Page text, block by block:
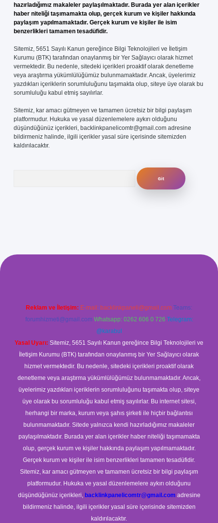
hazırladığımız makaleler paylaşılmaktadır. Burada yer alan içerikler
haber niteliği taşımamakta olup, gerçek kurum ve kişiler hakkında
paylaşım yapılmamaktadır. Gerçek kurum ve kişiler ile isim
benzerlikleri tamamen tesadüfidir.
Sitemiz, 5651 Sayılı Kanun gereğince Bilgi Teknolojileri ve İletişim
Kurumu (BTK) tarafından onaylanmış bir Yer Sağlayıcı olarak hizmet
vermektedir. Bu nedenle, sitedeki içerikleri proaktif olarak denetleme
veya araştırma yükümlülüğümüz bulunmamaktadır. Ancak, üyelerimiz
yazdıkları içeriklerin sorumluluğunu taşımakta olup, siteye üye olarak bu
sorumluluğu kabul etmiş sayılırlar.
Sitemiz, kar amacı gütmeyen ve tamamen ücretsiz bir bilgi paylaşım
platformudur. Hukuka ve yasal düzenlemelere aykırı olduğunu
düşündüğünüz içerikleri, backlinkpanelicomtr@gmail.com adresine
bildirmeniz halinde, ilgili içerikler yasal süre içerisinde sitemizden
kaldırılacaktır.
Reklam ve İletişim: E-mail: backlinkpaneli@gmail.com Teams:
forumhizmeti@gmail.com Whatsapp: 0262 606 0 726 Telegram:
@karabul
Yasal Uyarı: Sitemiz, 5651 Sayılı Kanun gereğince Bilgi Teknolojileri ve
İletişim Kurumu (BTK) tarafından onaylanmış bir Yer Sağlayıcı olarak
hizmet vermektedir. Bu nedenle, sitedeki içerikleri proaktif olarak
denetleme veya araştırma yükümlülüğümüz bulunmamaktadır. Ancak,
üyelerimiz yazdıkları içeriklerin sorumluluğunu taşımakta olup, siteye
üye olarak bu sorumluluğu kabul etmiş sayılırlar. Bu internet sitesi,
herhangi bir marka, kurum veya şahıs şirketi ile hiçbir bağlantısı
bulunmamaktadır. Sitede yalnızca kendi hazırladığımız makaleler
paylaşılmaktadır. Burada yer alan içerikler haber niteliği taşımamakta
olup, gerçek kurum ve kişiler hakkında paylaşım yapılmamaktadır.
Gerçek kurum ve kişiler ile isim benzerlikleri tamamen tesadüfidir.
Sitemiz, kar amacı gütmeyen ve tamamen ücretsiz bir bilgi paylaşım
platformudur. Hukuka ve yasal düzenlemelere aykırı olduğunu
düşündüğünüz içerikleri, backlinkpanelicomtr@gmail.com adresine
bildirmeniz halinde, ilgili içerikler yasal süre içerisinde sitemizden
kaldırılacaktır.